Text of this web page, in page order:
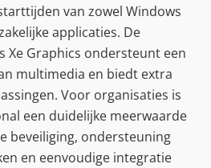
van zowel Windows
applicaties. De
Xe Graphics ondersteunt een
multimedia en biedt extra
Voor organisaties is
een duidelijke meerwaarde
beveiliging, ondersteuning
en eenvoudige integratie